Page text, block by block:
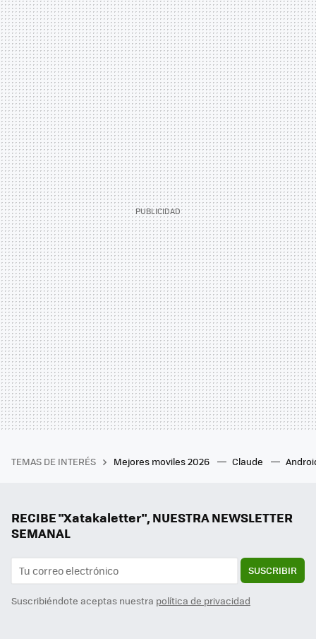
TEMAS DE INTERÉS Mejores moviles 2026 Claude
RECIBE "Xatakaletter", NUESTRA NEWSLETTER
SEMANAL
SUSCRIBIR
Suscribiéndote aceptas nuestra política de privacidad